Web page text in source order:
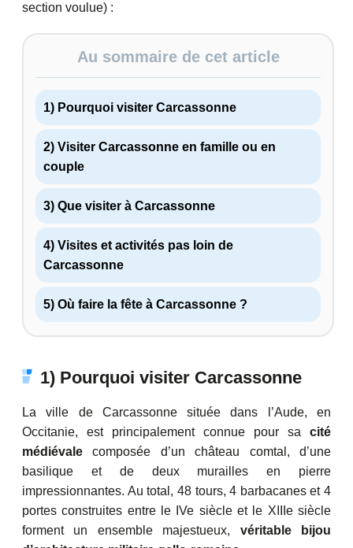
section voulue) :
Au sommaire de cet article
1) Pourquoi visiter Carcassonne
2) Visiter Carcassonne en famille ou en
couple
3) Que visiter à Carcassonne
4) Visites et activités pas loin de
Carcassonne
5) Où faire la fête à Carcassonne ?
1) Pourquoi visiter Carcassonne
La ville de Carcassonne située dans l’Aude, en
Occitanie, est principalement connue pour sa cité
médiévale composée d’un château comtal, d’une
basilique et de deux murailles en pierre
impressionnantes. Au total, 48 tours, 4 barbacanes et 4
portes construites entre le IVe siècle et le XIIIe siècle
forment un ensemble majestueux, véritable bijou